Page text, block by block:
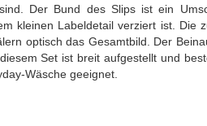
Der Bund des Slips ist ein
kleinen Labeldetail verziert ist. Die
optisch das Gesamtbild. Der
Set ist breit aufgestellt und
Wäsche geeignet.